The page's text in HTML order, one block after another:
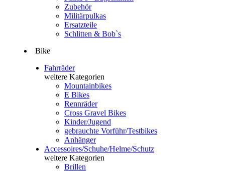
Zubehör
Militärpulkas
Ersatzteile
Schlitten & Bob`s
Bike
Fahrräder
weitere Kategorien
Mountainbikes
E Bikes
Rennräder
Cross Gravel Bikes
Kinder/Jugend
gebrauchte Vorführ/Testbikes
Anhänger
Accessoires/Schuhe/Helme/Schutz
weitere Kategorien
Brillen